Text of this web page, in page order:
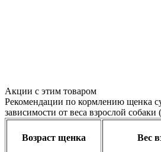
Акции с этим товаром
Рекомендации по кормлению щенка
зависимости от веса взрослой собаки
Возраст щенка Вес